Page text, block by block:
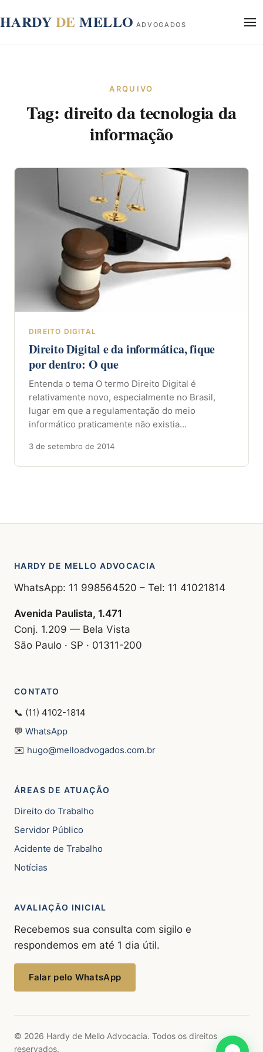
HARDY DE MELLO ADVOGADOS
Blog
Contato
ARQUIVO
Tag:direito da tecnologia da
informação
DIREITO DIGITAL
Direito Digital e da informática, fique
por dentro: O que
Entenda o tema O termo Direito Digital é
relativamente novo, especialmente no Brasil,
lugar em que a regulamentação do meio
informático praticamente não existia…
3 de setembro de 2014
HARDY DE MELLO ADVOCACIA
WhatsApp: 11 998564520 – Tel: 11 41021814
Avenida Paulista, 1.471
Conj. 1.209 — Bela Vista
São Paulo · SP · 01311-200
CONTATO
📞 (11) 4102-1814
💬 WhatsApp
✉️ hugo@melloadvogados.com.br
ÁREAS DE ATUAÇÃO
Direito do Trabalho
Servidor Público
Acidente de Trabalho
Notícias
AVALIAÇÃO INICIAL
Recebemos sua consulta com sigilo e
respondemos em até 1 dia útil.
Falar pelo WhatsApp
© 2026 Hardy de Mello Advocacia. Todos os direitos
reservados.